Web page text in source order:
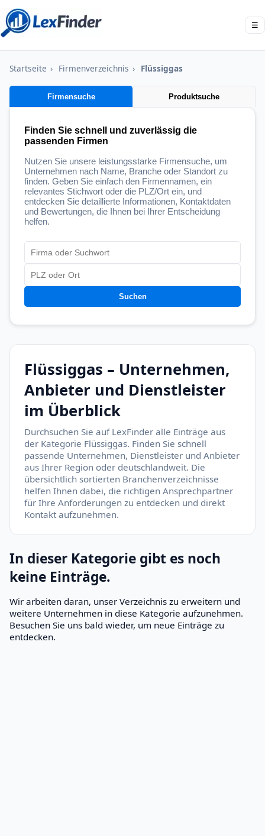
☰
Startseite › Firmenverzeichnis › Flüssiggas
Firmensuche Produktsuche
Finden Sie schnell und zuverlässig die
passenden Firmen
Nutzen Sie unsere leistungsstarke Firmensuche, um
Unternehmen nach Name, Branche oder Standort zu
finden. Geben Sie einfach den Firmennamen, ein
relevantes Stichwort oder die PLZ/Ort ein, und
entdecken Sie detaillierte Informationen, Kontaktdaten
und Bewertungen, die Ihnen bei Ihrer Entscheidung
helfen.
Suchen
Flüssiggas – Unternehmen,
Anbieter und Dienstleister
im Überblick
Durchsuchen Sie auf LexFinder alle Einträge aus
der Kategorie Flüssiggas. Finden Sie schnell
passende Unternehmen, Dienstleister und Anbieter
aus Ihrer Region oder deutschlandweit. Die
übersichtlich sortierten Branchenverzeichnisse
helfen Ihnen dabei, die richtigen Ansprechpartner
für Ihre Anforderungen zu entdecken und direkt
Kontakt aufzunehmen.
In dieser Kategorie gibt es noch
keine Einträge.
Wir arbeiten daran, unser Verzeichnis zu erweitern und
weitere Unternehmen in diese Kategorie aufzunehmen.
Besuchen Sie uns bald wieder, um neue Einträge zu
entdecken.